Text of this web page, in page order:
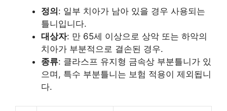
정의: 일부 치아가 남아 있을 경우 사용되는
틀니입니다.
대상자: 만 65세 이상으로 상악 또는 하악의
치아가 부분적으로 결손된 경우.
종류: 클라스프 유지형 금속상 부분틀니가 있
으며, 특수 부분틀니는 보험 적용이 제외됩니
다.